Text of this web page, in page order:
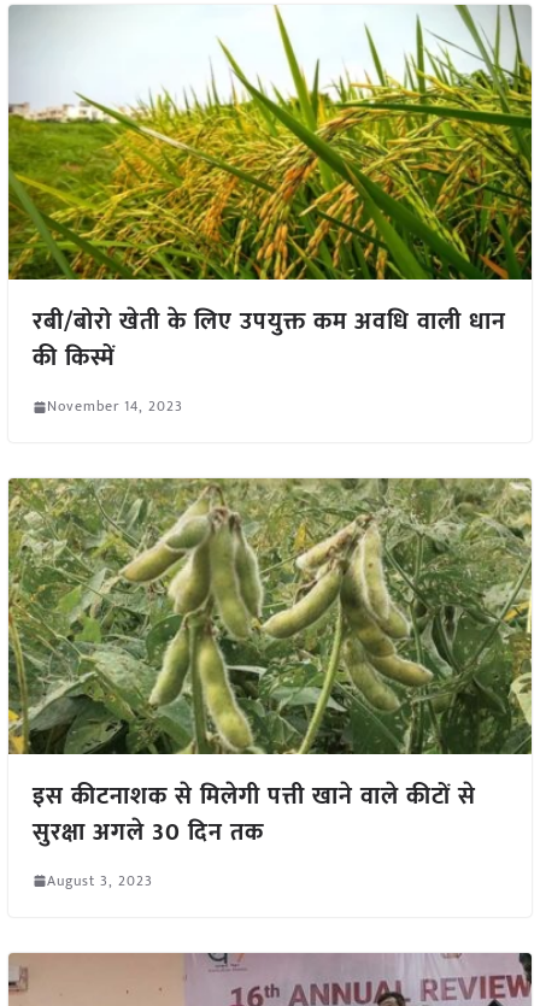
रबी/बोरो खेती के लिए उपयुक्त कम अवधि वाली धान
की किस्में
November 14, 2023
इस कीटनाशक से मिलेगी पत्ती खाने वाले कीटों से
सुरक्षा अगले 30 दिन तक
August 3, 2023